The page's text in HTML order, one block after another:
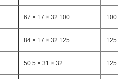
67 × 17 × 32 100 100
84 × 17 × 32 125 125
50.5 × 31 × 32 125